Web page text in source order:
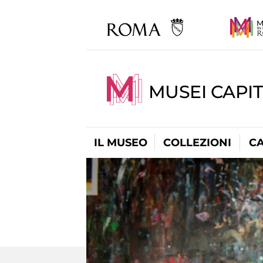
MUSEI
IL MUSEO COLLEZIONI